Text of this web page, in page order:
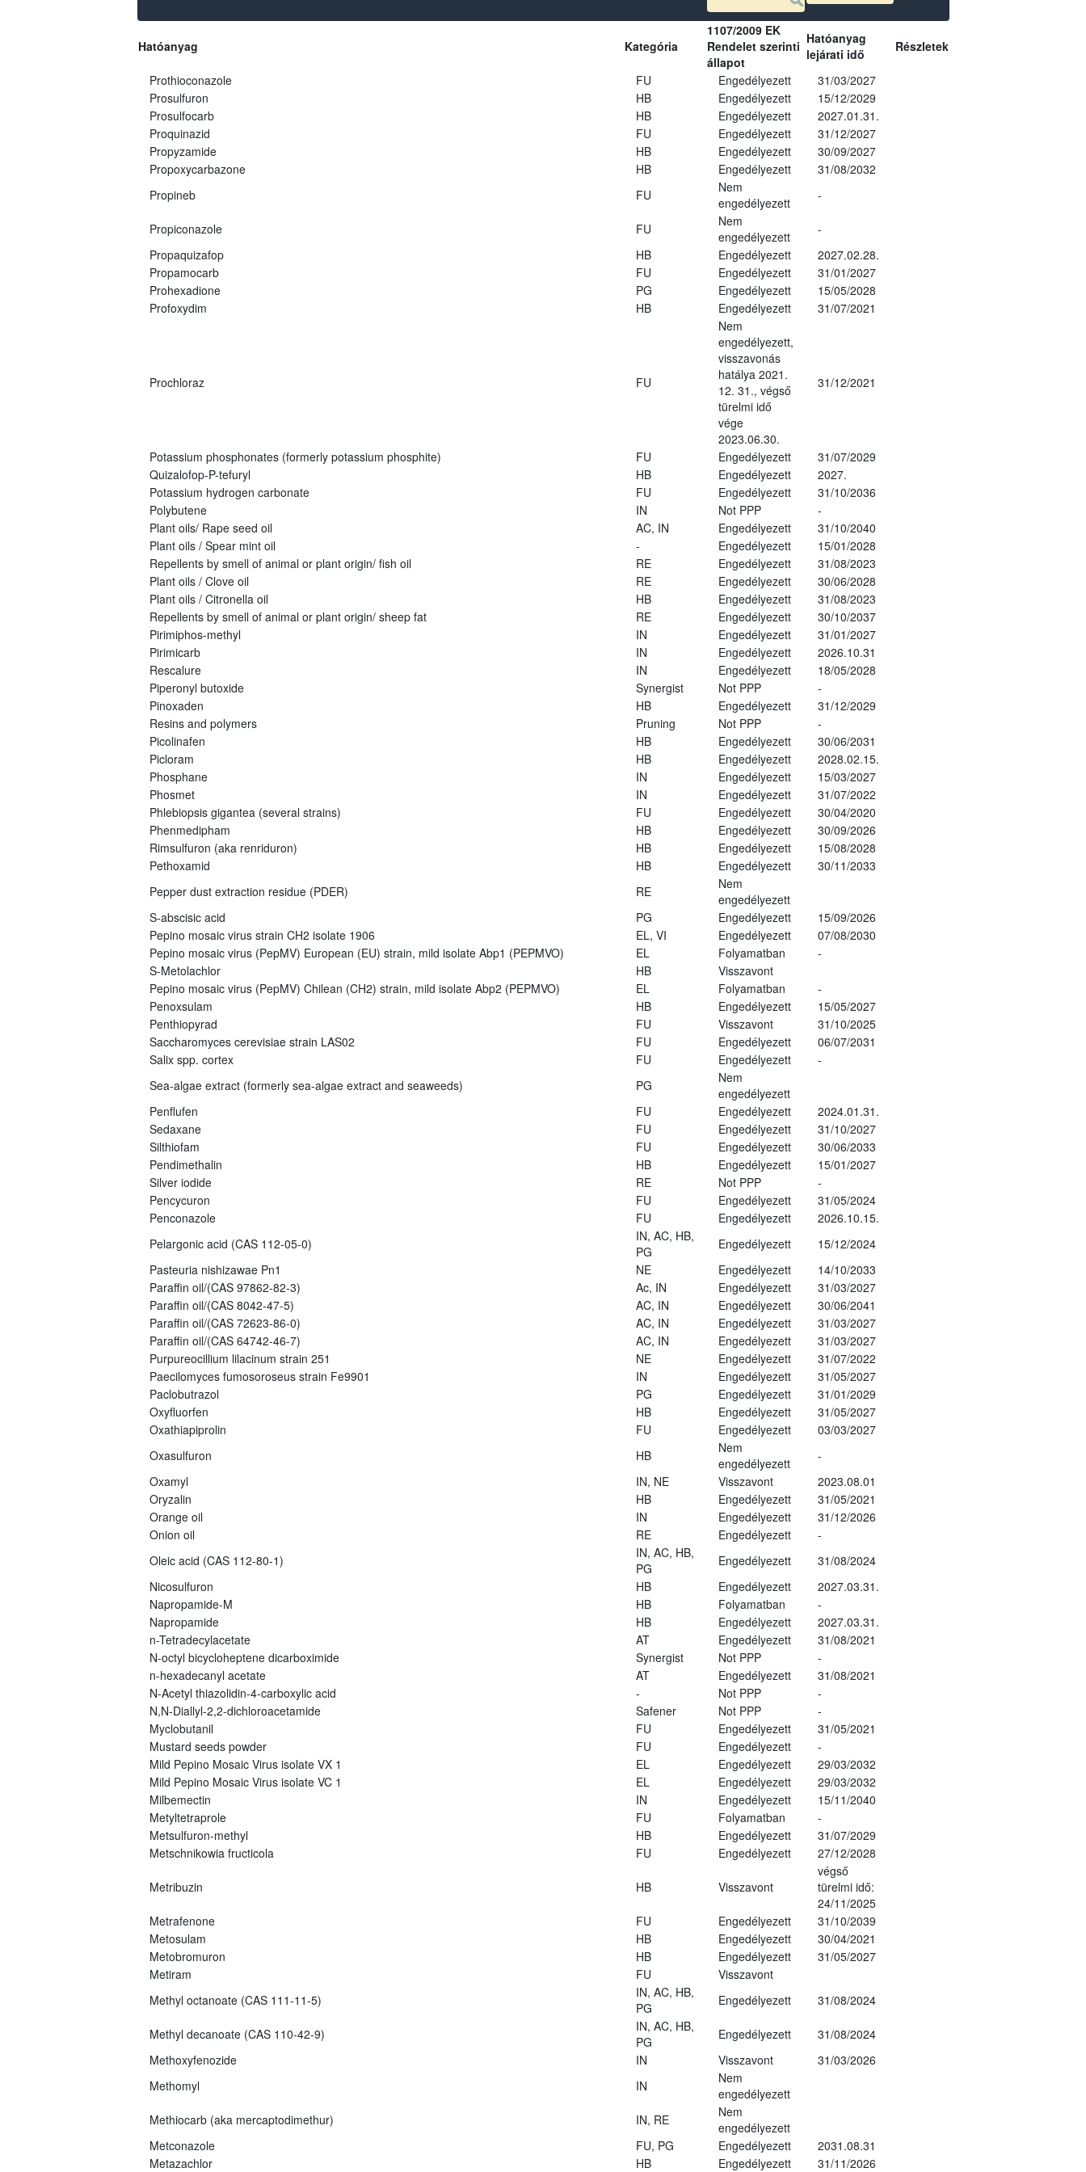
Hatóanyag Kategória
1107/2009 EK
Rendelet szerinti
állapot
Hatóanyag
lejárati idő
Részletek
Prothioconazole FU Engedélyezett
31/03/2027
Prosulfuron
HB Engedélyezett
15/12/2029
Prosulfocarb
HB Engedélyezett
2027.01.31.
Proquinazid
FU Engedélyezett
31/12/2027
Propyzamide
HB Engedélyezett
30/09/2027
Propoxycarbazone
HB Engedélyezett
31/08/2032
Propineb
FU
Nem
engedélyezett
-
Propiconazole FU
Nem
engedélyezett
-
Propaquizafop
HB Engedélyezett
2027.02.28.
Propamocarb
FU Engedélyezett
31/01/2027
Prohexadione
PG Engedélyezett
15/05/2028
Profoxydim
HB Engedélyezett 31/07/2021
Prochloraz FU
Nem
engedélyezett,
visszavonás
hatálya 2021.
12. 31., végső
türelmi idő
vége
2023.06.30.
31/12/2021
Potassium phosphonates (formerly potassium phosphite) FU Engedélyezett
31/07/2029
Quizalofop-P-tefuryl
HB Engedélyezett
2027.
Potassium hydrogen carbonate
FU Engedélyezett
31/10/2036
Polybutene
IN Not PPP
-
Plant oils/ Rape seed oil
AC, IN Engedélyezett
31/10/2040
Plant oils / Spear mint oil
- Engedélyezett
15/01/2028
Repellents by smell of animal or plant origin/ fish oil
RE Engedélyezett
31/08/2023
Plant oils / Clove oil
RE Engedélyezett
30/06/2028
Plant oils / Citronella oil
HB Engedélyezett
31/08/2023
Repellents by smell of animal or plant origin/ sheep fat
RE Engedélyezett
30/10/2037
Pirimiphos-methyl
IN Engedélyezett
31/01/2027
Pirimicarb
IN Engedélyezett
2026.10.31
Rescalure
IN Engedélyezett
18/05/2028
Piperonyl butoxide
Synergist Not PPP
-
Pinoxaden
HB Engedélyezett
31/12/2029
Resins and polymers
Pruning Not PPP
-
Picolinafen
HB Engedélyezett
30/06/2031
Picloram
HB Engedélyezett
2028.02.15.
Phosphane
IN Engedélyezett
15/03/2027
Phosmet
IN Engedélyezett
31/07/2022
Phlebiopsis gigantea (several strains)
FU Engedélyezett
30/04/2020
Phenmedipham
HB Engedélyezett
30/09/2026
Rimsulfuron (aka renriduron)
HB Engedélyezett
15/08/2028
Pethoxamid
HB Engedélyezett
30/11/2033
Pepper dust extraction residue (PDER)
RE
Nem
engedélyezett
S-abscisic acid
PG Engedélyezett
15/09/2026
Pepino mosaic virus strain CH2 isolate 1906
EL, VI Engedélyezett
07/08/2030
Pepino mosaic virus (PepMV) European (EU) strain, mild isolate Abp1 (PEPMVO)
EL Folyamatban
-
S-Metolachlor
HB
Visszavont
Pepino mosaic virus (PepMV) Chilean (CH2) strain, mild isolate Abp2 (PEPMVO)
EL Folyamatban
-
Penoxsulam
HB Engedélyezett
15/05/2027
Penthiopyrad
FU Visszavont
31/10/2025
Saccharomyces cerevisiae strain LAS02
FU Engedélyezett
06/07/2031
Salix spp. cortex
FU Engedélyezett
-
Sea-algae extract (formerly sea-algae extract and seaweeds)
PG
Nem
engedélyezett
Penflufen
FU Engedélyezett
2024.01.31.
Sedaxane
FU Engedélyezett
31/10/2027
Silthiofam
FU Engedélyezett
30/06/2033
Pendimethalin
HB Engedélyezett
15/01/2027
Silver iodide
RE Not PPP
-
Pencycuron
FU Engedélyezett
31/05/2024
Penconazole
FU Engedélyezett
2026.10.15.
Pelargonic acid (CAS 112-05-0)
IN, AC, HB,
PG
Engedélyezett
15/12/2024
Pasteuria nishizawae Pn1
NE Engedélyezett
14/10/2033
Paraffin oil/(CAS 97862-82-3)
Ac, IN Engedélyezett
31/03/2027
Paraffin oil/(CAS 8042-47-5)
AC, IN Engedélyezett
30/06/2041
Paraffin oil/(CAS 72623-86-0)
AC, IN Engedélyezett
31/03/2027
Paraffin oil/(CAS 64742-46-7)
AC, IN Engedélyezett
31/03/2027
Purpureocillium lilacinum strain 251
NE Engedélyezett
31/07/2022
Paecilomyces fumosoroseus strain Fe9901
IN Engedélyezett
31/05/2027
Paclobutrazol
PG Engedélyezett
31/01/2029
Oxyfluorfen
HB Engedélyezett
31/05/2027
Oxathiapiprolin
FU Engedélyezett
03/03/2027
Oxasulfuron
HB
Nem
engedélyezett
-
Oxamyl
IN, NE Visszavont
2023.08.01
Oryzalin
HB Engedélyezett
31/05/2021
Orange oil
IN Engedélyezett
31/12/2026
Onion oil
RE Engedélyezett
-
Oleic acid (CAS 112-80-1)
IN, AC, HB,
PG
Engedélyezett
31/08/2024
Nicosulfuron
HB Engedélyezett
2027.03.31.
Napropamide-M
HB Folyamatban
-
Napropamide
HB Engedélyezett
2027.03.31.
n-Tetradecylacetate
AT Engedélyezett
31/08/2021
N-octyl bicycloheptene dicarboximide
Synergist Not PPP
-
n-hexadecanyl acetate
AT Engedélyezett
31/08/2021
N-Acetyl thiazolidin-4-carboxylic acid
- Not PPP
-
N,N-Diallyl-2,2-dichloroacetamide
Safener Not PPP
-
Myclobutanil
FU Engedélyezett
31/05/2021
Mustard seeds powder
FU Engedélyezett
-
Mild Pepino Mosaic Virus isolate VX 1
EL Engedélyezett
29/03/2032
Mild Pepino Mosaic Virus isolate VC 1
EL Engedélyezett
29/03/2032
Milbemectin
IN Engedélyezett
15/11/2040
Metyltetraprole
FU Folyamatban
-
Metsulfuron-methyl
HB Engedélyezett
31/07/2029
Metschnikowia fructicola
FU Engedélyezett 27/12/2028
Metribuzin HB Visszavont
végső
türelmi idő:
24/11/2025
Metrafenone
FU Engedélyezett
31/10/2039
Metosulam
HB Engedélyezett
30/04/2021
Metobromuron
HB Engedélyezett
31/05/2027
Metiram
FU
Visszavont
Methyl octanoate (CAS 111-11-5)
IN, AC, HB,
PG
Engedélyezett 31/08/2024
Methyl decanoate (CAS 110-42-9)
IN, AC, HB,
PG
Engedélyezett
31/08/2024
Methoxyfenozide
IN Visszavont
31/03/2026
Methomyl
IN
Nem
engedélyezett
Methiocarb (aka mercaptodimethur)
IN, RE
Nem
engedélyezett
Metconazole
FU, PG Engedélyezett
2031.08.31
Metazachlor
HB Engedélyezett 31/11/2026